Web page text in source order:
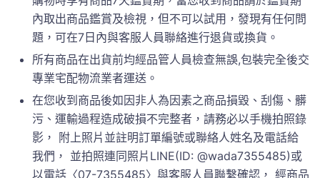
內取出商品鑑賞及檢視，但不可以試用，發現有任何問
題，可在7日內與客服人員聯絡進行退貨或換貨。
所有商品在出貨前均經品管人員檢查無誤,包裝完全後交
專業宅配物流業者運送。
在您收到商品後如因非人為因素之商品損毀、刮傷、髒
污、運輸過程造成破損不完整者，請務必以手機拍照錄
影， 附上照片並註明訂單編號或聯絡人姓名及電話給
我們， 並拍照連同照片LINE(ID: @wada7355485)或
以電話〈07-7355485〉與客服人員聯繫確認， 經商品